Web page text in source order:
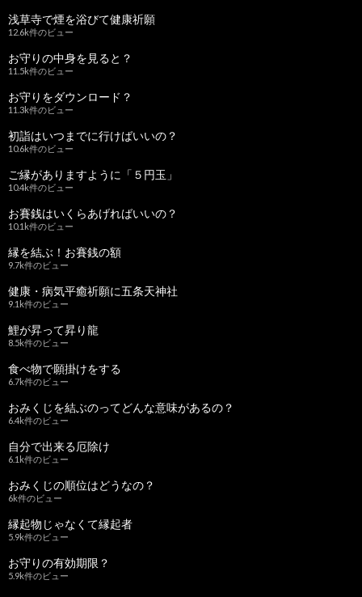
浅草寺で煙を浴びて健康祈願
12.6k件のビュー
お守りの中身を見ると？
11.5k件のビュー
お守りをダウンロード？
11.3k件のビュー
初詣はいつまでに行けばいいの？
10.6k件のビュー
ご縁がありますように「５円玉」
10.4k件のビュー
お賽銭はいくらあげればいいの？
10.1k件のビュー
縁を結ぶ！お賽銭の額
9.7k件のビュー
健康・病気平癒祈願に五条天神社
9.1k件のビュー
鯉が昇って昇り龍
8.5k件のビュー
食べ物で願掛けをする
6.7k件のビュー
おみくじを結ぶのってどんな意味があるの？
6.4k件のビュー
自分で出来る厄除け
6.1k件のビュー
おみくじの順位はどうなの？
6k件のビュー
縁起物じゃなくて縁起者
5.9k件のビュー
お守りの有効期限？
5.9k件のビュー